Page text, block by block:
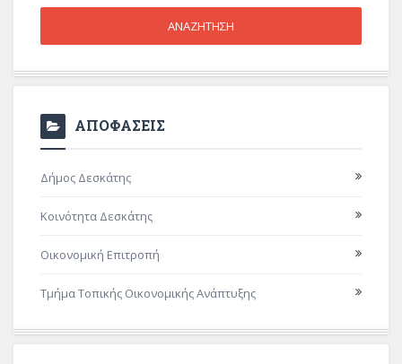
ΑΠΟΦΑΣΕΙΣ
Δήμος Δεσκάτης
Κοινότητα Δεσκάτης
Οικονομική Επιτροπή
Τμήμα Τοπικής Οικονομικής Ανάπτυξης